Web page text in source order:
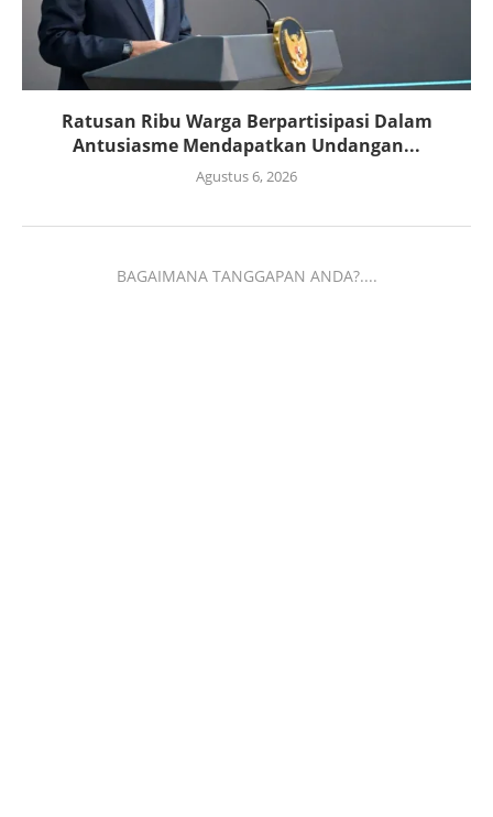
Ratusan Ribu Warga Berpartisipasi Dalam
Antusiasme Mendapatkan Undangan...
Agustus 6, 2026
BAGAIMANA TANGGAPAN ANDA?....